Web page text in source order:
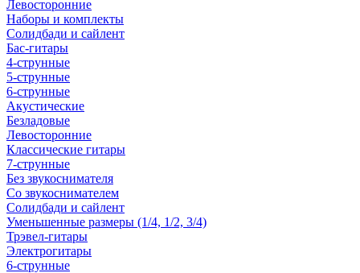
Левосторонние
Наборы и комплекты
Солидбади и сайлент
Бас-гитары
4-струнные
5-струнные
6-струнные
Акустические
Безладовые
Левосторонние
Классические гитары
7-струнные
Без звукоснимателя
Со звукоснимателем
Солидбади и сайлент
Уменьшенные размеры (1/4, 1/2, 3/4)
Трэвел-гитары
Электрогитары
6-струнные